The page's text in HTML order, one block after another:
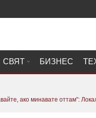
СВЯТ БИЗНЕС
ако минавате оттам":